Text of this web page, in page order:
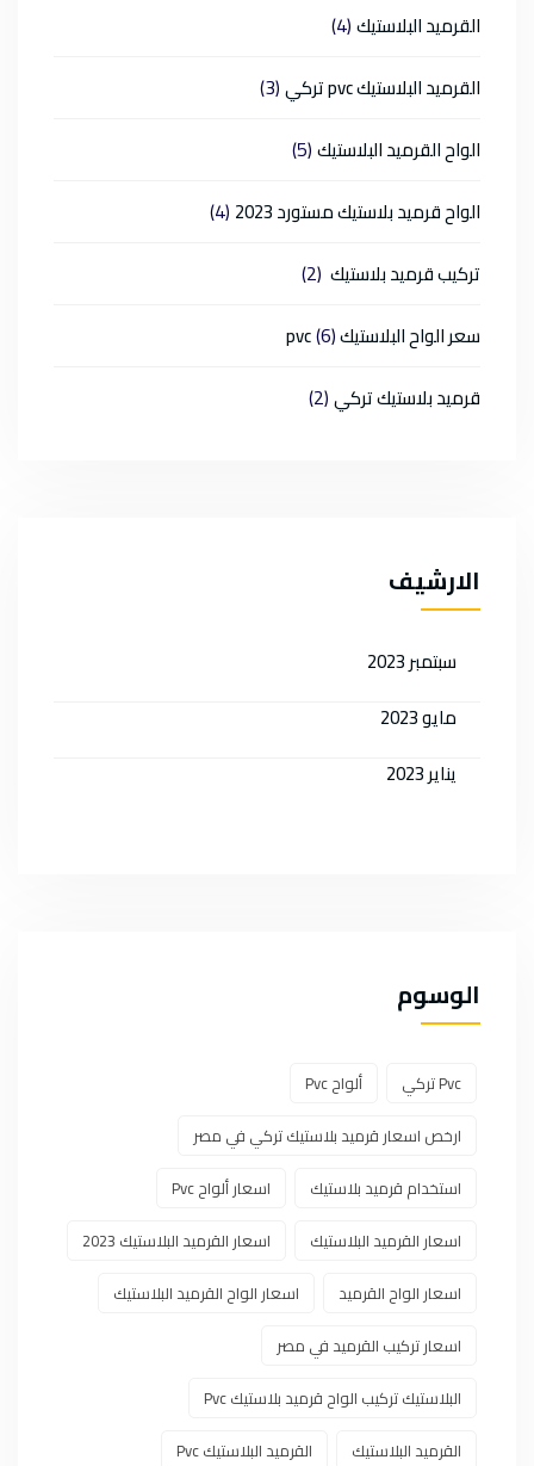
القرميد البلاستيك(4)
القرميد البلاستيك pvc تركي (3)
الواح القرميد البلاستيك(5)
الواح قرميد بلاستيك مستورد 2023 (4)
تركيب قرميد بلاستيك (2)
سعر الواح البلاستيك pvc(6)
قرميد بلاستيك تركي(2)
الارشيف
سبتمبر 2023
مايو 2023
يناير 2023
الوسوم
Pvc تركي
ألواح Pvc
ارخص اسعار قرميد بلاستيك تركي في مصر
استخدام قرميد بلاستيك
اسعار ألواح Pvc
اسعار القرميد البلاستيك
اسعار القرميد البلاستيك 2023
اسعار الواح القرميد
اسعار الواح القرميد البلاستيك
اسعار تركيب القرميد في مصر
البلاستيك تركيب الواح قرميد بلاستيك Pvc
القرميد البلاستيك
القرميد البلاستيك Pvc